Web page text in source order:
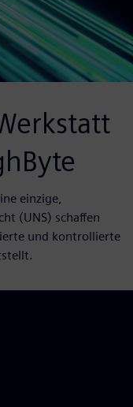
einzige,
(UNS) schaffen
und kontrollierte